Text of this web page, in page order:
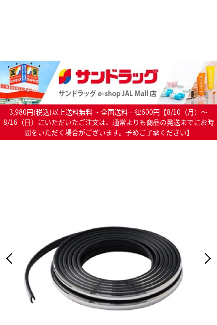
3,980円(税込)以上送料無料 ・全国送料一律600円【8/10（月）～
8/16（日）にいただいたご注文は、通常よりも商品の発送までにお時
間をいただく場合がございます。予めご了承ください】